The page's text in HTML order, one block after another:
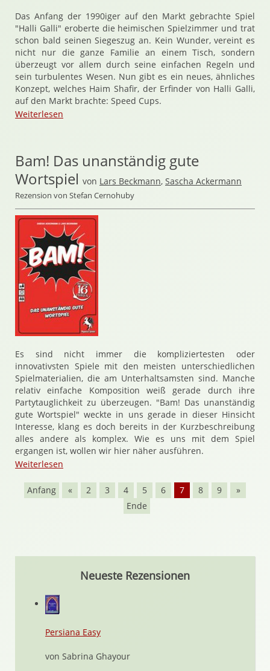
Das Anfang der 1990iger auf den Markt gebrachte Spiel
"Halli Galli" eroberte die heimischen Spielzimmer und trat
schon bald seinen Siegeszug an. Kein Wunder, vereint es
nicht nur die ganze Familie an einem Tisch, sondern
überzeugt vor allem durch seine einfachen Regeln und
sein turbulentes Wesen. Nun gibt es ein neues, ähnliches
Konzept, welches Haim Shafir, der Erfinder von Halli Galli,
auf den Markt brachte: Speed Cups.
Weiterlesen
Bam! Das unanständig gute
Wortspiel von Lars Beckmann, Sascha Ackermann
Rezension von Stefan Cernohuby
Es sind nicht immer die kompliziertesten oder
innovativsten Spiele mit den meisten unterschiedlichen
Spielmaterialien, die am Unterhaltsamsten sind. Manche
relativ einfache Komposition weiß gerade durch ihre
Partytauglichkeit zu überzeugen. "Bam! Das unanständig
gute Wortspiel" weckte in uns gerade in dieser Hinsicht
Interesse, klang es doch bereits in der Kurzbeschreibung
alles andere als komplex. Wie es uns mit dem Spiel
ergangen ist, wollen wir hier näher ausführen.
Weiterlesen
Anfang « 2 3 4 5 6 7 8 9
»
Ende
Neueste Rezensionen
Persiana Easy
von Sabrina Ghayour